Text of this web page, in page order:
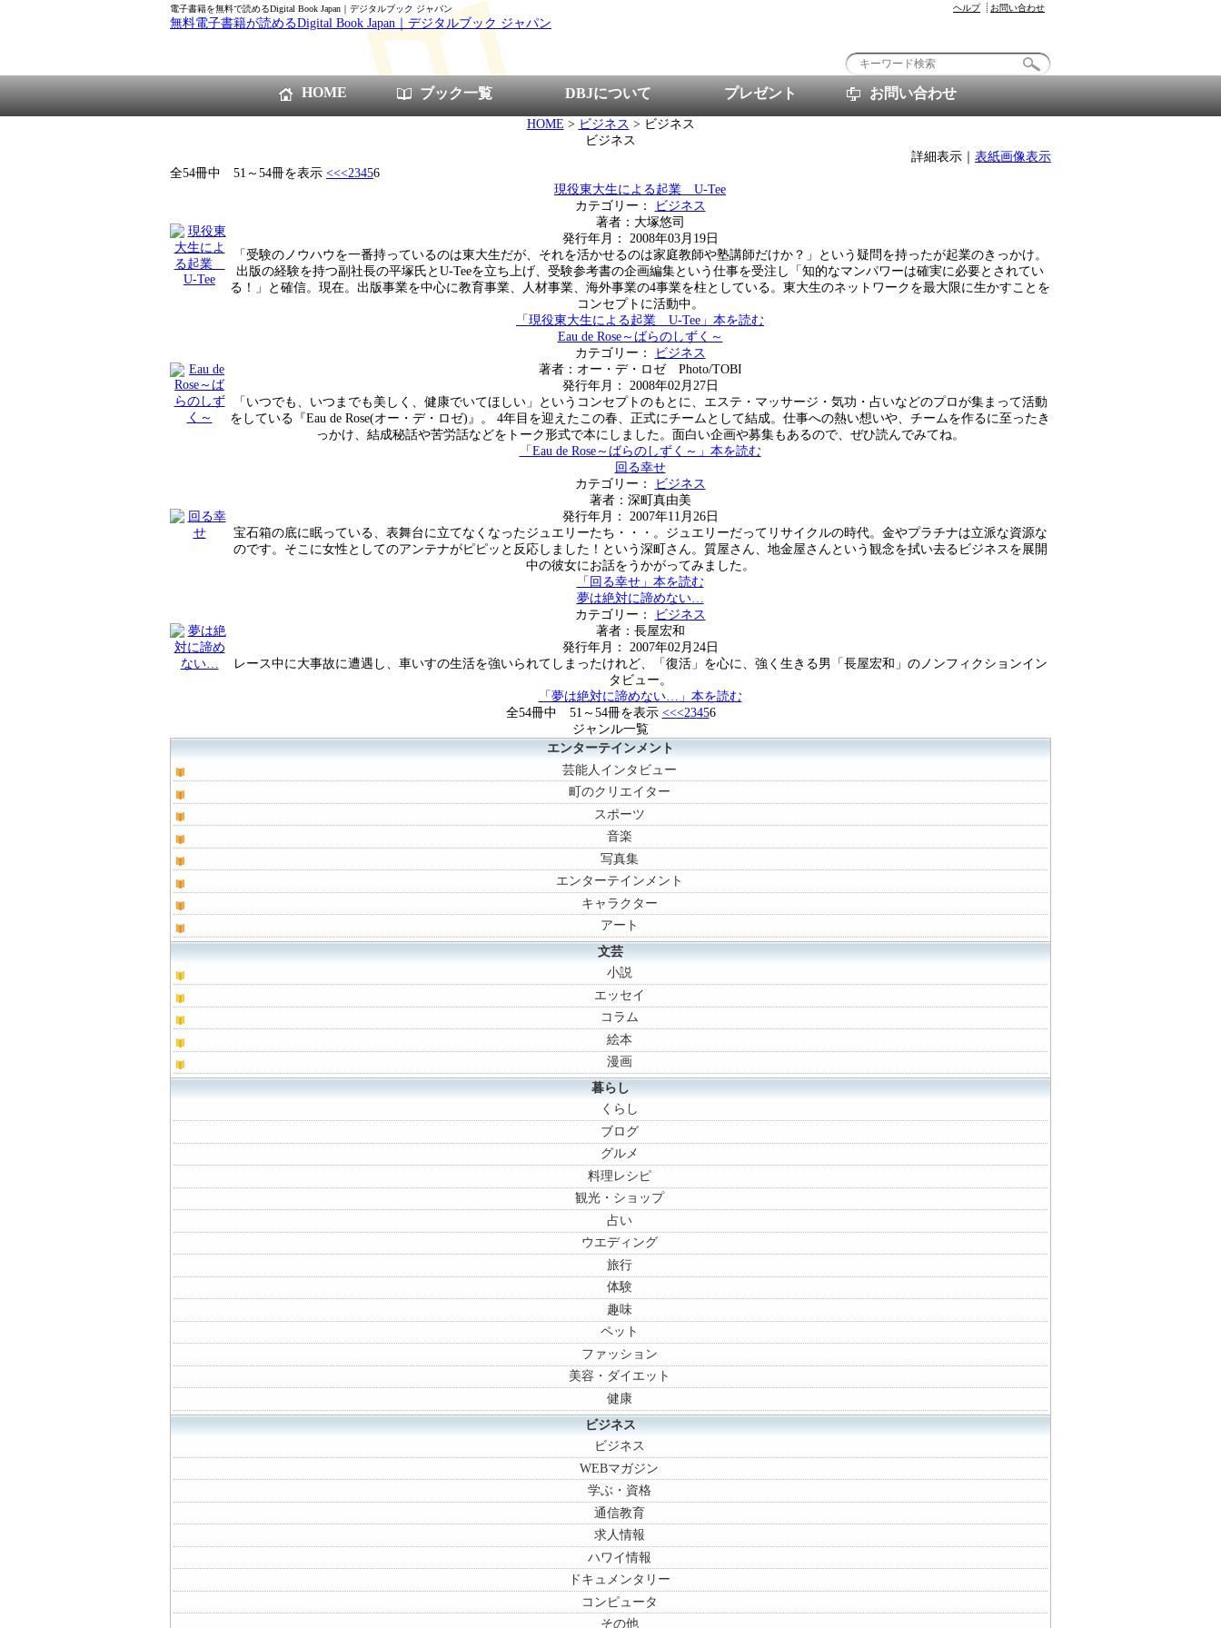
電子書籍を無料で読めるDigital Book Japan｜デジタルブック ジャパン ヘルプ お問い合わせ
無料電子書籍が読めるDigital Book Japan｜デジタルブック ジャパン
HOME ブック一覧 DBJについて プレゼント お問い合わせ
HOME > ビジネス > ビジネス
ビジネス
詳細表示｜ 表紙画像表示
全54冊中 51～54冊を表示 <<<23456
現役東大生による起業 U-Tee
カテゴリー：
ビジネス
著者：大塚悠司
発行年月： 2008年03月19日
「受験のノウハウを一番持っているのは東大生だが、それを活かせるのは家庭教師や塾講師だけか？」という疑問を持ったが起業のきっかけ。
出版の経験を持つ副社長の平塚氏とU-Teeを立ち上げ、受験参考書の企画編集という仕事を受注し「知的なマンパワーは確実に必要とされてい
る！」と確信。現在。出版事業を中心に教育事業、人材事業、海外事業の4事業を柱としている。東大生のネットワークを最大限に生かすことを
コンセプトに活動中。
「現役東大生による起業 U-Tee」本を読む
Eau de Rose～ばらのしずく～
カテゴリー：
ビジネス
著者：オー・デ・ロゼ Photo/TOBI
発行年月： 2008年02月27日
「いつでも、いつまでも美しく、健康でいてほしい」というコンセプトのもとに、エステ・マッサージ・気功・占いなどのプロが集まって活動
をしている『Eau de Rose(オー・デ・ロゼ)』。 4年目を迎えたこの春、正式にチームとして結成。仕事への熱い想いや、チームを作るに至ったき
っかけ、結成秘話や苦労話などをトーク形式で本にしました。面白い企画や募集もあるので、ぜひ読んでみてね。
「Eau de Rose～ばらのしずく～」本を読む
回る幸せ
カテゴリー：
ビジネス
著者：深町真由美
発行年月： 2007年11月26日
宝石箱の底に眠っている、表舞台に立てなくなったジュエリーたち・・・。ジュエリーだってリサイクルの時代。金やプラチナは立派な資源な
のです。そこに女性としてのアンテナがピピッと反応しました！という深町さん。質屋さん、地金屋さんという観念を拭い去るビジネスを展開
中の彼女にお話をうかがってみました。
「回る幸せ」本を読む
夢は絶対に諦めない…
カテゴリー：
ビジネス
著者：長屋宏和
発行年月： 2007年02月24日
レース中に大事故に遭遇し、車いすの生活を強いられてしまったけれど、「復活」を心に、強く生きる男「長屋宏和」のノンフィクションイン
タビュー。
「夢は絶対に諦めない…」本を読む
全54冊中 51～54冊を表示 <<<23456
ジャンル一覧
エンターテインメント
芸能人インタビュー
町のクリエイター
スポーツ
音楽
写真集
エンターテインメント
キャラクター
アート
文芸
小説
エッセイ
コラム
絵本
漫画
暮らし
くらし
ブログ
グルメ
料理レシピ
観光・ショップ
占い
ウエディング
旅行
体験
趣味
ペット
ファッション
美容・ダイエット
健康
ビジネス
ビジネス
WEBマガジン
学ぶ・資格
通信教育
求人情報
ハワイ情報
ドキュメンタリー
コンピュータ
その他